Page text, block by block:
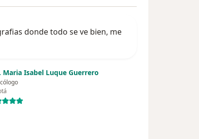
donde todo se ve bien, me
Maria Isabel Luque Guerrero